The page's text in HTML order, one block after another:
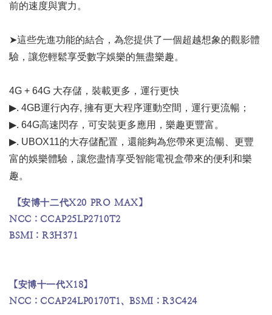
前的速度與實力。
➤這些先進功能的結合，為您提供了一個超越想象的觀影體
驗，讓您輕鬆享受數字娛樂的無盡樂趣。
4G + 64G 大存儲，裝載更多，運行更快
▶. 4GB運行內存, 擁有更大程序運動空間，運行更流暢；
▶. 64G高速閃存，可安裝更多應用，樂趣更豐富。
▶. UBOX11的大存儲配置，還能夠為您帶來更流暢、更豐
富的娛樂體驗，讓您盡情享受智能電視盒帶來的便利和樂
趣。
【安博十二代X20 PRO MAX】
NCC：CCAP25LP2710T2
BSMI：R3H371
【安博十一代X18】
NCC：CCAP24LP0170T1、BSMI：R3C424